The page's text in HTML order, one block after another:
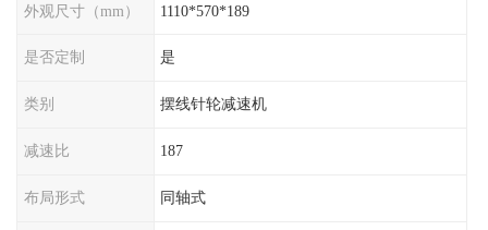
外观尺寸（mm） 1110*570*189
是否定制 是
类别 摆线针轮减速机
减速比 187
布局形式 同轴式